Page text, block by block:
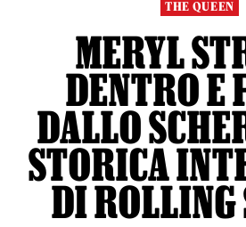
THE QUEEN
MERYL
DENTRO E
DALLO
STORICA
DI ROLLING